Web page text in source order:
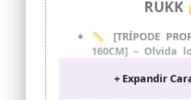
📏 [TRÍPODE
160CM] – Olvida
desde 46 hasta
+ Expandir